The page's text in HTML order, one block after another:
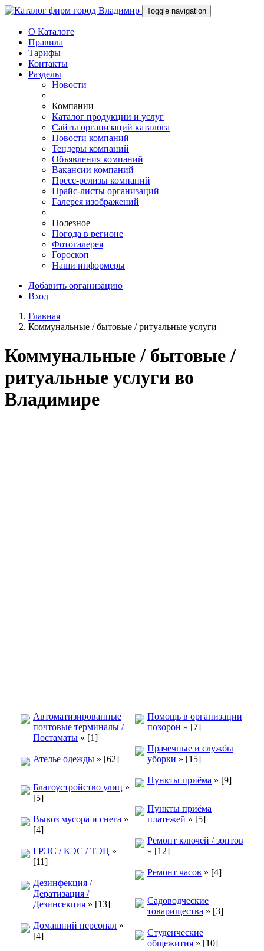
Toggle navigation
О Каталоге
Правила
Тарифы
Контакты
Разделы
Новости
Компании
Каталог продукции и услуг
Сайты организаций каталога
Новости компаний
Тендеры компаний
Объявления компаний
Вакансии компаний
Пресс-релизы компаний
Прайс-листы организаций
Галерея изображений
Полезное
Погода в регионе
Фотогалерея
Гороскоп
Наши информеры
Добавить организацию
Вход
Главная
Коммунальные / бытовые / ритуальные услуги
Коммунальные / бытовые /
ритуальные услуги во
Владимире
Автоматизированные
почтовые терминалы /
Постаматы » [1]
Ателье одежды » [62]
Благоустройство улиц »
[5]
Вывоз мусора и снега »
[4]
ГРЭС / КЭС / ТЭЦ »
[11]
Дезинфекция /
Дератизация /
Дезинсекция » [13]
Домашний персонал »
[4]
Помощь в организации
похорон » [7]
Прачечные и службы
уборки » [15]
Пункты приёма » [9]
Пункты приёма
платежей » [5]
Ремонт ключей / зонтов
» [12]
Ремонт часов » [4]
Садоводческие
товарищества » [3]
Студенческие
общежития » [10]